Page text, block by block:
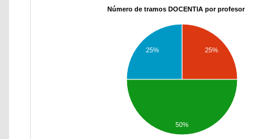
Número de tramos DOCENTIA por profesor
25%
25%
50%